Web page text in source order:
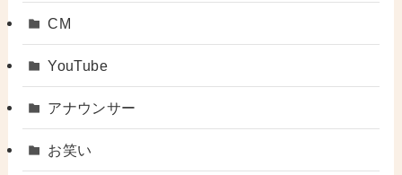
CM
YouTube
アナウンサー
お笑い